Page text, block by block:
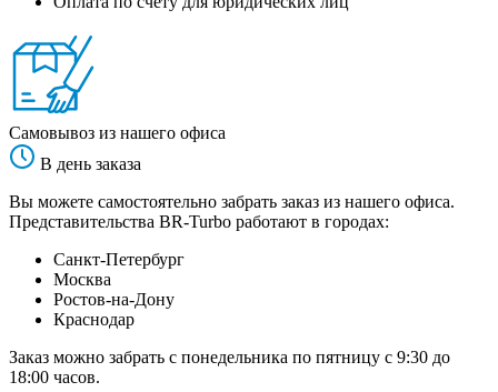
Самовывоз из нашего офиса
В день заказа
Вы можете самостоятельно забрать заказ из нашего офиса.
Представительства BR-Turbo работают в городах:
Санкт-Петербург
Москва
Ростов-на-Дону
Краснодар
Заказ можно забрать с понедельника по пятницу с 9:30 до
18:00 часов.